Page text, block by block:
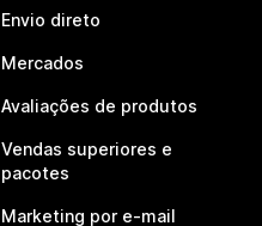
Envio direto
Mercados
Avaliações de produtos
Vendas superiores e
pacotes
Marketing por e-mail